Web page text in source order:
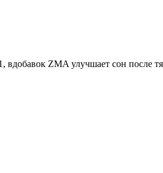
ZMA улучшает сон